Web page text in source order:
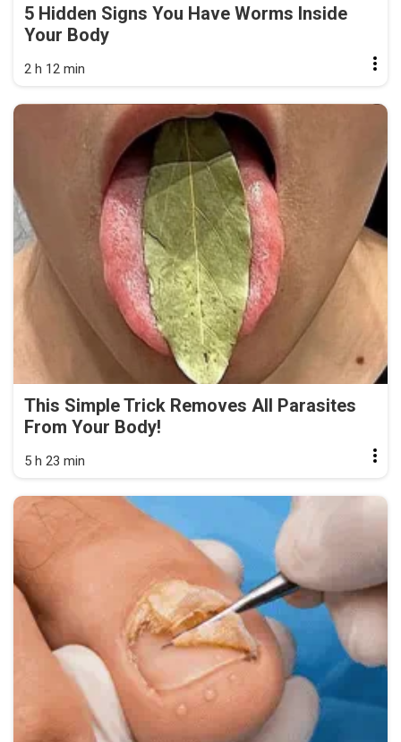
5 Hidden Signs You Have Worms Inside
Your Body
2 h 12 min
This Simple Trick Removes All Parasites
From Your Body!
5 h 23 min